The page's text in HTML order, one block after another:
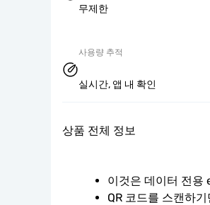
무제한
사용량 추적
실시간, 앱 내 확인
상품 전체 정보
이것은 데이터 전용
QR 코드를 스캔하